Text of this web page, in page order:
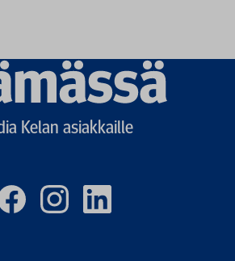
Kelan asiakkaille